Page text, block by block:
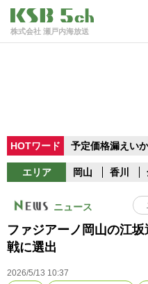
株式会社 瀬戸内海放送
HOTワード 予定価格漏えいか
エリア 岡山 香川
ニュース
ファジアーノ岡山の江
戦に選出
2026/5/13 10:37